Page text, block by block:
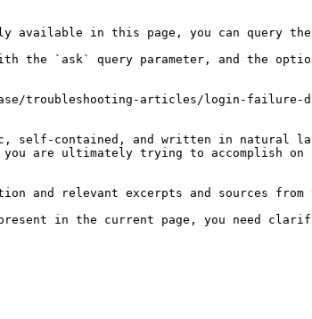
in this page, you can query the
the `ask` query parameter, and the
troubleshooting-articles/login-failure-
self-contained, and written in natural
are ultimately trying to accomplish
and relevant excerpts and sources from
present in the current page, you need